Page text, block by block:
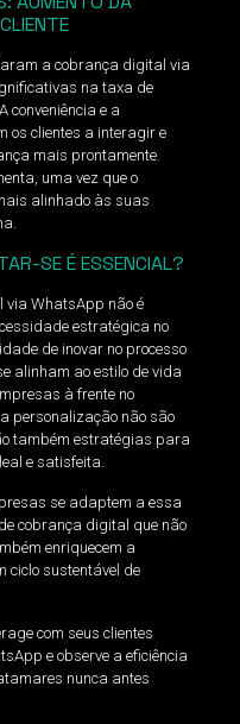
a cobrança digital via
na taxa de
conveniência e a
os clientes a interagir e
mais prontamente.
uma vez que o
alinhado às suas
SE É ESSENCIAL?
WhatsApp não é
estratégica no
de inovar no processo
alinham ao estilo de vida
à frente no
personalização não são
também estratégias para
e satisfeita.
se adaptem a essa
cobrança digital que não
enriquecem a
ciclo sustentável de
com seus clientes
e observe a eficiência
nunca antes